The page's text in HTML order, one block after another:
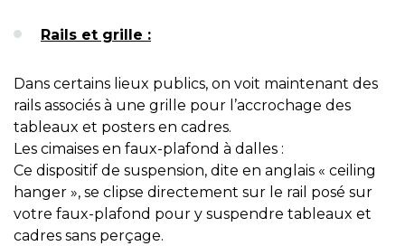
Rails et grille :
Dans certains lieux publics, on voit maintenant des
rails associés à une grille pour l’accrochage des
tableaux et posters en cadres.
Les cimaises en faux-plafond à dalles :
Ce dispositif de suspension, dite en anglais « ceiling
hanger », se clipse directement sur le rail posé sur
votre faux-plafond pour y suspendre tableaux et
cadres sans perçage.